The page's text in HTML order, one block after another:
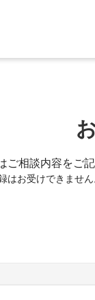
相談内容をご
お受けできませ